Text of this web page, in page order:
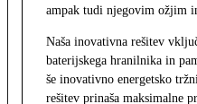
ampak tudi njegovim ožjim
Naša inovativna rešitev
baterijskega hranilnika in
še inovativno energetsko
rešitev prinaša maksimalne